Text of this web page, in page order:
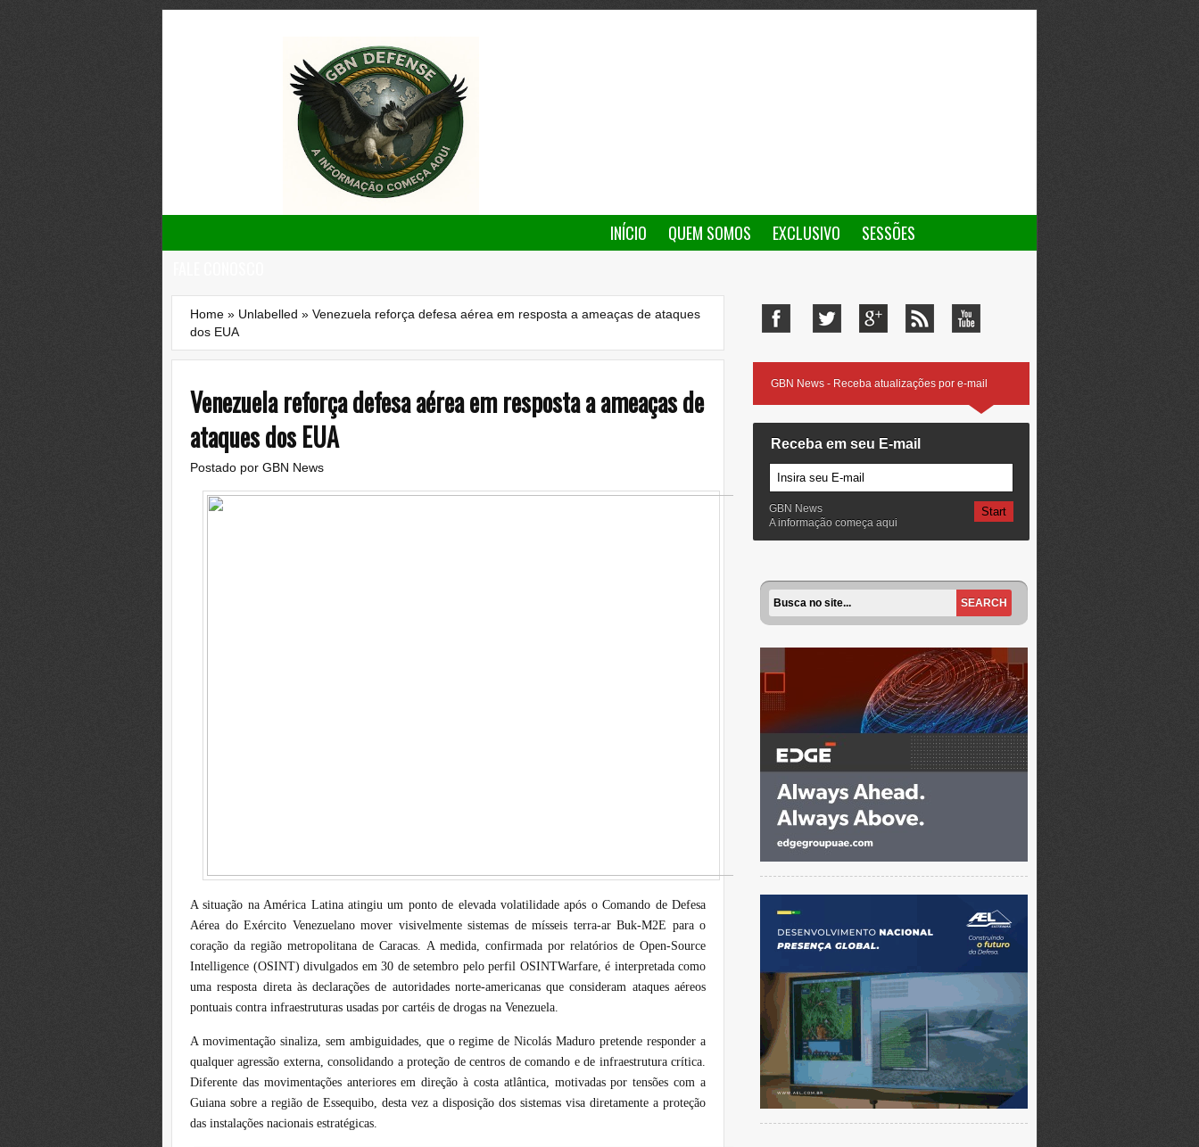
INÍCIO QUEM SOMOS EXCLUSIVO
SESSÕES
Home » Unlabelled » Venezuela reforça defesa aérea em resposta a ameaças de ataques
dos EUA
Venezuela reforça defesa aérea em resposta a ameaças de
ataques dos EUA
Postado por GBN News
A situação na América Latina atingiu um ponto de elevada volatilidade após o Comando de Defesa
Aérea do Exército Venezuelano mover visivelmente sistemas de mísseis terra-ar Buk-M2E para o
coração da região metropolitana de Caracas. A medida, confirmada por relatórios de Open-Source
Intelligence (OSINT) divulgados em 30 de setembro pelo perfil OSINTWarfare, é interpretada como
uma resposta direta às declarações de autoridades norte-americanas que consideram ataques aéreos
pontuais contra infraestruturas usadas por cartéis de drogas na Venezuela.
A movimentação sinaliza, sem ambiguidades, que o regime de Nicolás Maduro pretende responder a
qualquer agressão externa, consolidando a proteção de centros de comando e de infraestrutura crítica.
Diferente das movimentações anteriores em direção à costa atlântica, motivadas por tensões com a
Guiana sobre a região de Essequibo, desta vez a disposição dos sistemas visa diretamente a proteção
das instalações nacionais estratégicas.
GBN News - Receba atualizações por e-mail
Receba em seu E-mail
GBN News
A informação começa aqui